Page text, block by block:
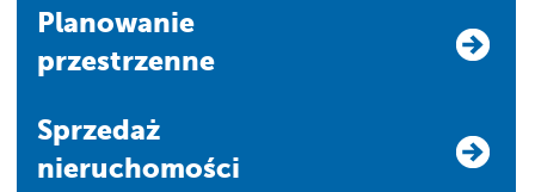
Planowanie
przestrzenne
Sprzedaż
nieruchomości